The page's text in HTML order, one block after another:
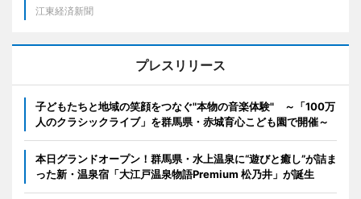
江東経済新聞
プレスリリース
子どもたちと地域の笑顔をつなぐ"本物の音楽体験" ～「100万
人のクラシックライブ」を群馬県・赤城育心こども園で開催～
本日グランドオープン！群馬県・水上温泉に“遊びと癒し”が詰ま
った新・温泉宿「大江戸温泉物語Premium 松乃井」が誕生